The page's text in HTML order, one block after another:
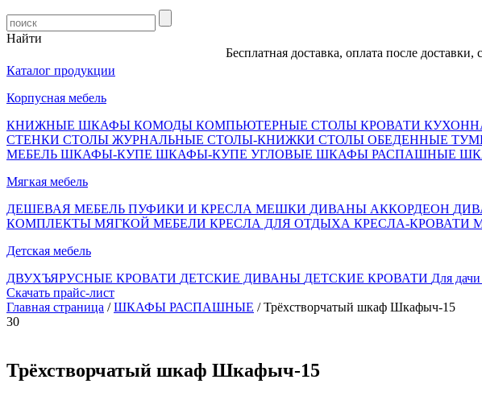
Найти
Бесплатная доставка, оплата после доставки, срок
Каталог продукции
Корпусная мебель
КНИЖНЫЕ ШКАФЫ КОМОДЫ КОМПЬЮТЕРНЫЕ СТОЛЫ КРОВАТИ
СТЕНКИ СТОЛЫ ЖУРНАЛЬНЫЕ СТОЛЫ-КНИЖКИ СТОЛЫ ОБЕДЕННЫЕ
МЕБЕЛЬ ШКАФЫ-КУПЕ ШКАФЫ-КУПЕ УГЛОВЫЕ ШКАФЫ РАСПАШНЫЕ
Мягкая мебель
ДЕШЕВАЯ МЕБЕЛЬ ПУФИКИ И КРЕСЛА МЕШКИ ДИВАНЫ АККОРДЕОН
КОМПЛЕКТЫ МЯГКОЙ МЕБЕЛИ КРЕСЛА ДЛЯ ОТДЫХА КРЕСЛА-КРОВАТИ
Детская мебель
ДВУХЪЯРУСНЫЕ КРОВАТИ ДЕТСКИЕ ДИВАНЫ ДЕТСКИЕ КРОВАТИ Для дачи
Скачать прайс-лист
Главная страница /ШКАФЫ РАСПАШНЫЕ / Трёхстворчатый шкаф Шкафыч-15
30
Трёхстворчатый шкаф Шкафыч-15